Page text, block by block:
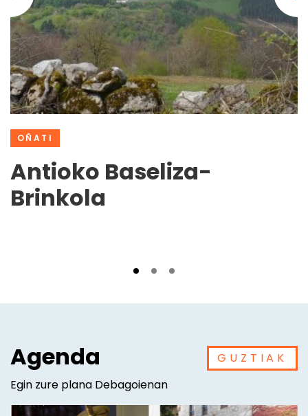
OÑATI
Antioko Baseliza-
Brinkola
Agenda
Egin zure plana Debagoienan
GUZTIAK